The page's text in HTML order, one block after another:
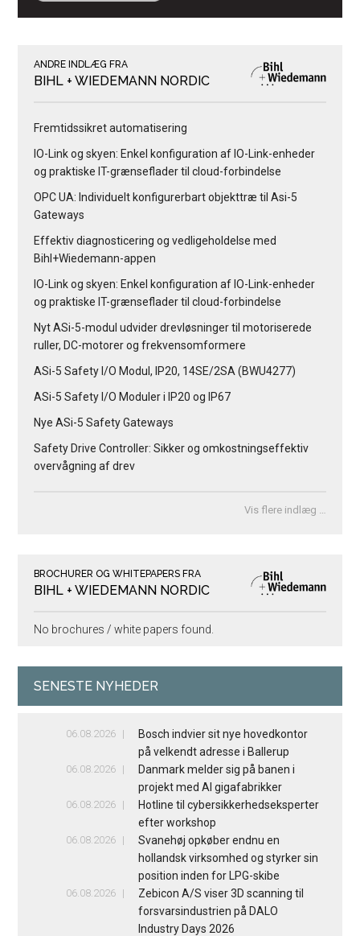
ANDRE INDLÆG FRA
BIHL + WIEDEMANN NORDIC
Fremtidssikret automatisering
IO-Link og skyen: Enkel konfiguration af IO-Link-enheder
og praktiske IT-grænseflader til cloud-forbindelse
OPC UA: Individuelt konfigurerbart objekttræ til Asi-5
Gateways
Effektiv diagnosticering og vedligeholdelse med
Bihl+Wiedemann-appen
IO-Link og skyen: Enkel konfiguration af IO-Link-enheder
og praktiske IT-grænseflader til cloud-forbindelse
Nyt ASi-5-modul udvider drevløsninger til motoriserede
ruller, DC-motorer og frekvensomformere
ASi-5 Safety I/O Modul, IP20, 14SE/2SA (BWU4277)
ASi-5 Safety I/O Moduler i IP20 og IP67
Nye ASi-5 Safety Gateways
Safety Drive Controller: Sikker og omkostningseffektiv
overvågning af drev
Vis flere indlæg …
BROCHURER OG WHITEPAPERS FRA
BIHL + WIEDEMANN NORDIC
No brochures / white papers found.
SENESTE NYHEDER
06.08.2026
Bosch indvier sit nye hovedkontor
på velkendt adresse i Ballerup
06.08.2026
Danmark melder sig på banen i
projekt med AI gigafabrikker
06.08.2026
Hotline til cybersikkerhedseksperter
efter workshop
06.08.2026
Svanehøj opkøber endnu en
hollandsk virksomhed og styrker sin
position inden for LPG-skibe
06.08.2026
Zebicon A/S viser 3D scanning til
forsvarsindustrien på DALO
Industry Days 2026